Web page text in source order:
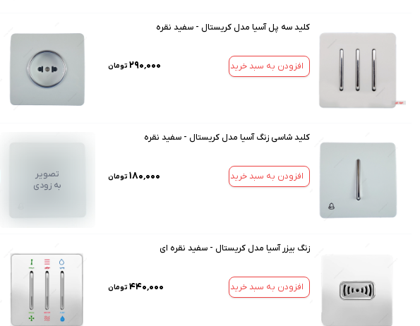
کلید سه پل آسیا مدل کریستال - سفید نقره
افزودن به سبد خرید ۲۹۰٬۰۰۰ تومان
کلید شاسی زنگ آسیا مدل کریستال - سفید نقره
افزودن به سبد خرید ۱۸۰٬۰۰۰ تومان
تصویر
به زودی
زنگ بیزر آسیا مدل کریستال - سفید نقره ای
افزودن به سبد خرید ۴۴۰٬۰۰۰ تومان